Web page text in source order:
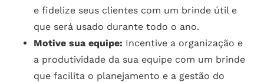
e fidelize seus clientes com um brinde útil e
que será usado durante todo o ano.
Motive sua equipe: Incentive a organização e
a produtividade da sua equipe com um brinde
que facilita o planejamento e a gestão do